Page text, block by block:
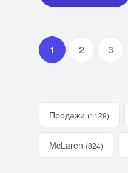
1 2 3
Продажи (1129)
McLaren (824)